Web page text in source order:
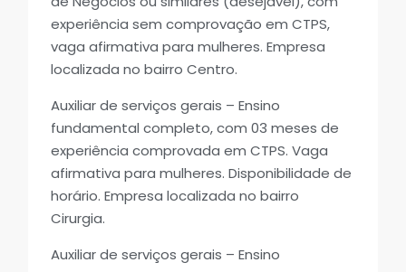
experiência sem comprovação em CTPS,
vaga afirmativa para mulheres. Empresa
localizada no bairro Centro.
Auxiliar de serviços gerais – Ensino
fundamental completo, com 03 meses de
experiência comprovada em CTPS. Vaga
afirmativa para mulheres. Disponibilidade de
horário. Empresa localizada no bairro
Cirurgia.
Auxiliar de serviços gerais – Ensino